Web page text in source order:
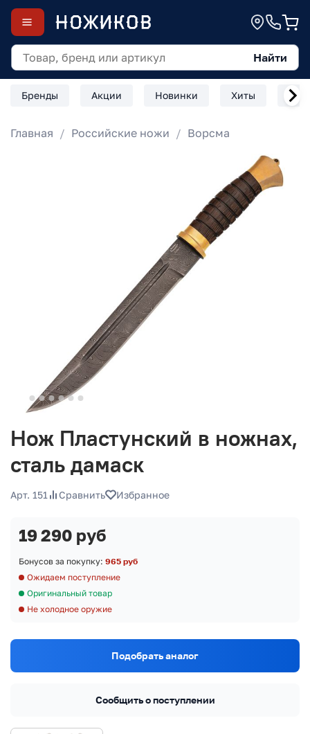
Найти
Бренды Акции Новинки Хиты
Главная Российские ножи Ворсма
Нож Пластунский в ножнах,
сталь дамаск
Арт. 151 Сравнить Избранное
19 290 руб
Бонусов за покупку: 965 руб
Ожидаем поступление
Оригинальный товар
Не холодное оружие
Подобрать аналог
Сообщить о поступлении